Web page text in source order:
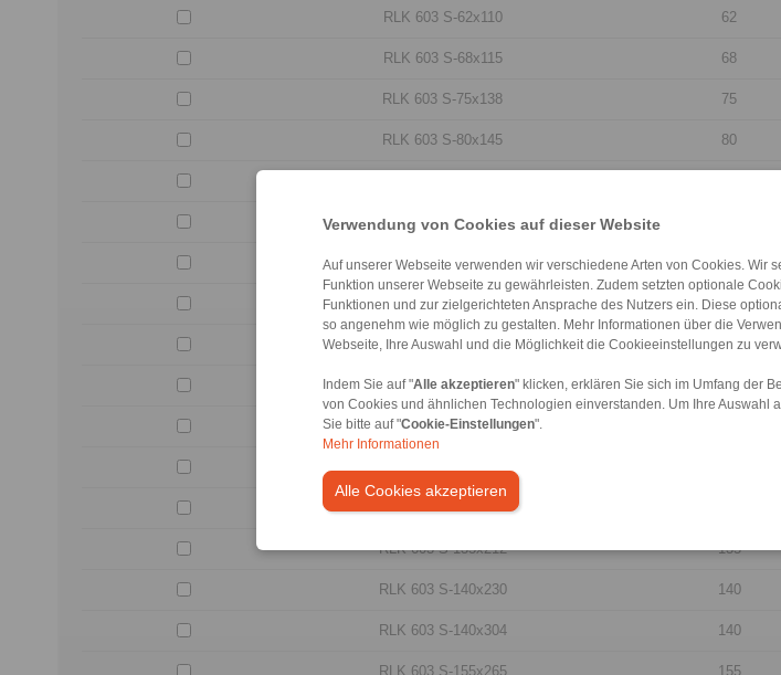
Verwendung von Cookies auf dieser Website
Auf unserer Webseite verwenden wir verschiedene Arten von Cookies. Wir
Funktion unserer Webseite zu gewährleisten. Zudem setzten optionale
Funktionen und zur zielgerichteten Ansprache des Nutzers ein. Diese
so angenehm wie möglich zu gestalten. Mehr Informationen über die
Webseite, Ihre Auswahl und die Möglichkeit die Cookieeinstellungen zu
Indem Sie auf "Alle akzeptieren" klicken, erklären Sie sich im Umfang der
von Cookies und ähnlichen Technologien einverstanden. Um Ihre Auswahl
Sie bitte auf "Cookie-Einstellungen".
Mehr Informationen
Alle Cookies akzeptieren
RLK 603 S-62x110 62
RLK 603 S-68x115 68
RLK 603 S-75x138 75
RLK 603 S-80x145 80
RLK 603 S-90x155
RLK 603 S-95x170 95
RLK 603 S-100x170 100
RLK 603 S-110x185 110
RLK 603 S-115x185 115
RLK 603 S-120x215
RLK 603 S-125x215
RLK 603 S-130x215
RLK 603 S-135x212 135
RLK 603 S-140x230 140
RLK 603 S-140x304 140
RLK 603 S-155x265 155